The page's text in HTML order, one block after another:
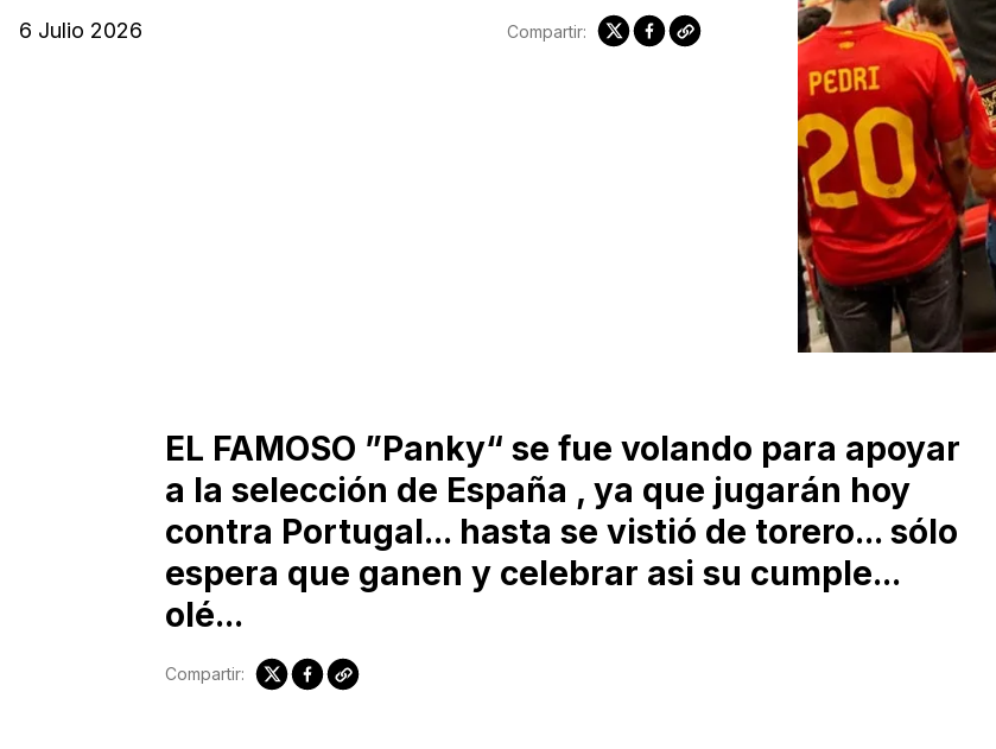
6 Julio 2026 Compartir:
EL FAMOSO ”Panky“ se fue volando para apoyar
a la selección de España , ya que jugarán hoy
contra Portugal... hasta se vistió de torero... sólo
espera que ganen y celebrar asi su cumple...
olé...
Compartir: